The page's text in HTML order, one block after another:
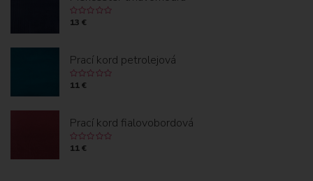
13 €
Prací kord petrolejová
11 €
Prací kord fialovobordová
11 €